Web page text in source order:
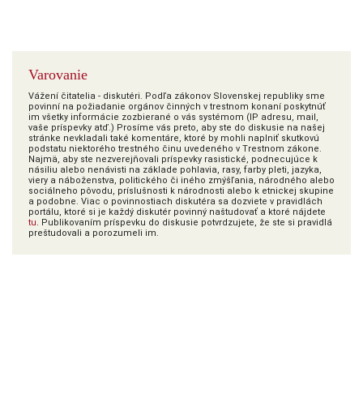
Varovanie
Vážení čitatelia - diskutéri. Podľa zákonov Slovenskej republiky sme
povinní na požiadanie orgánov činných v trestnom konaní poskytnúť
im všetky informácie zozbierané o vás systémom (IP adresu, mail,
vaše príspevky atď.) Prosíme vás preto, aby ste do diskusie na našej
stránke nevkladali také komentáre, ktoré by mohli naplniť skutkovú
podstatu niektorého trestného činu uvedeného v Trestnom zákone.
Najmä, aby ste nezverejňovali príspevky rasistické, podnecujúce k
násiliu alebo nenávisti na základe pohlavia, rasy, farby pleti, jazyka,
viery a náboženstva, politického či iného zmýšľania, národného alebo
sociálneho pôvodu, príslušnosti k národnosti alebo k etnickej skupine
a podobne. Viac o povinnostiach diskutéra sa dozviete v pravidlách
portálu, ktoré si je každý diskutér povinný naštudovať a ktoré nájdete
tu. Publikovaním príspevku do diskusie potvrdzujete, že ste si pravidlá
preštudovali a porozumeli im.